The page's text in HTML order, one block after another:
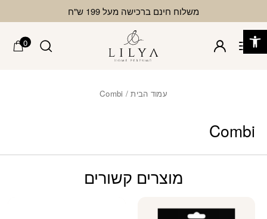
משלוח חינם ברכישה מעל 199 ש"ח
0
עמוד הבית/ Combi
Combi
מוצרים קשורים
פתח סרגל נגישות